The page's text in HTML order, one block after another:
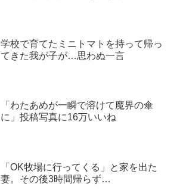
学校で育てたミニトマトを持って帰っ
てきた我が子が…思わぬ一言
「わたあめが一瞬で溶けて魔界の傘
に」投稿写真に16万いいね
「OK牧場に行ってくる」と家を出た
妻。その後3時間帰らず…